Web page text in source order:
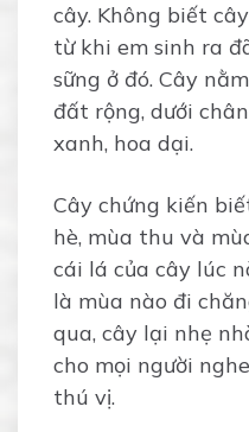
cây. Không biết
từ khi em sinh ra
sững ở đó. Cây
đất rộng, dưới
xanh, hoa dại.
Cây chứng kiến
hè, mùa thu và
cái lá của cây lúc
là mùa nào đi
qua, cây lại nhẹ
cho mọi người
thú vị.